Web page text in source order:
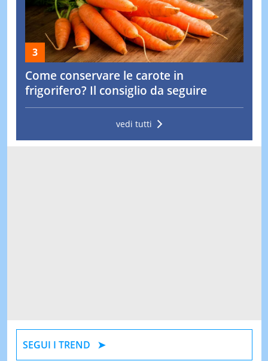
Come conservare le carote in
frigorifero? Il consiglio da seguire
vedi tutti
SEGUI I TREND